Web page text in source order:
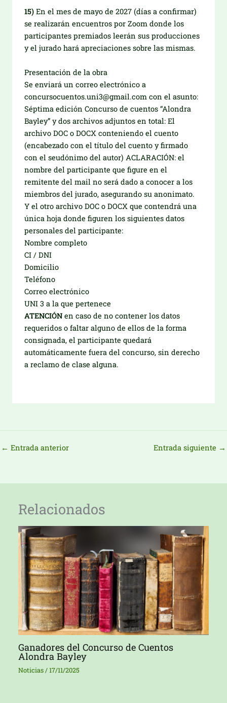
15) En el mes de mayo de 2027 (días a confirmar)
se realizarán encuentros por Zoom donde los
participantes premiados leerán sus producciones
y el jurado hará apreciaciones sobre las mismas.
Presentación de la obra
Se enviará un correo electrónico a
concursocuentos.uni3@gmail.com con el asunto:
Séptima edición Concurso de cuentos “Alondra
Bayley” y dos archivos adjuntos en total: El
archivo DOC o DOCX conteniendo el cuento
(encabezado con el título del cuento y firmado
con el seudónimo del autor) ACLARACIÓN: el
nombre del participante que figure en el
remitente del mail no será dado a conocer a los
miembros del jurado, asegurando su anonimato.
Y el otro archivo DOC o DOCX que contendrá una
única hoja donde figuren los siguientes datos
personales del participante:
Nombre completo
CI / DNI
Domicilio
Teléfono
Correo electrónico
UNI 3 a la que pertenece
ATENCIÓN en caso de no contener los datos
requeridos o faltar alguno de ellos de la forma
consignada, el participante quedará
automáticamente fuera del concurso, sin derecho
a reclamo de clase alguna.
← Entrada anterior Entrada siguiente →
Relacionados
Ganadores del Concurso de Cuentos
Alondra Bayley
Noticias/17/11/2025